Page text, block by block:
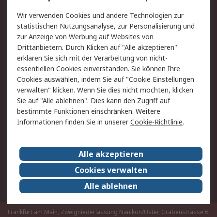
Rücksendungen
Kontakt
Hilfe
Rechtliches
AGB
Datenschutz
Cookie-Richtlinie
Zahlungsbedingungen
Copyright/Impressum
Über RS
Karriere bei RS
Nachhaltigkeit
Qualität/Umwelt/ZertifikatePresse-Center
Event-Center
Frankfurt am Main, Zweigniederlassung Nänikon/Uster, Grabenstrasse 6,
Wir verwenden Cookies und andere Technologien zur
statistischen Nutzungsanalyse, zur Personalisierung und
zur Anzeige von Werbung auf Websites von
Drittanbietern. Durch Klicken auf "Alle akzeptieren"
erklären Sie sich mit der Verarbeitung von nicht-
essentiellen Cookies einverstanden. Sie können Ihre
Cookies auswählen, indem Sie auf "Cookie Einstellungen
verwalten" klicken. Wenn Sie dies nicht möchten, klicken
Sie auf "Alle ablehnen". Dies kann den Zugriff auf
bestimmte Funktionen einschränken. Weitere
Informationen finden Sie in unsererCookie-Richtlinie.
Alle akzeptieren
Cookies verwalten
Alle ablehnen